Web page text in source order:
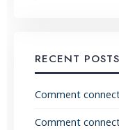
RECENT POSTS
Comment
Comment